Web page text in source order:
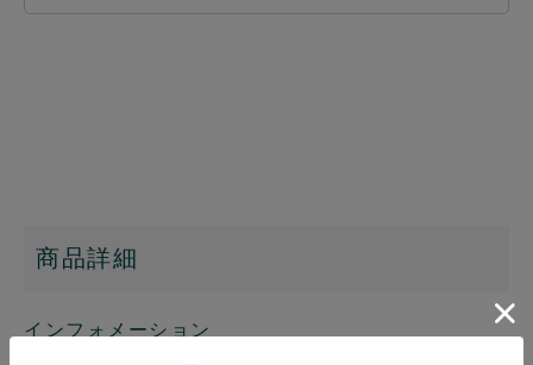
商品詳細
インフォメーション